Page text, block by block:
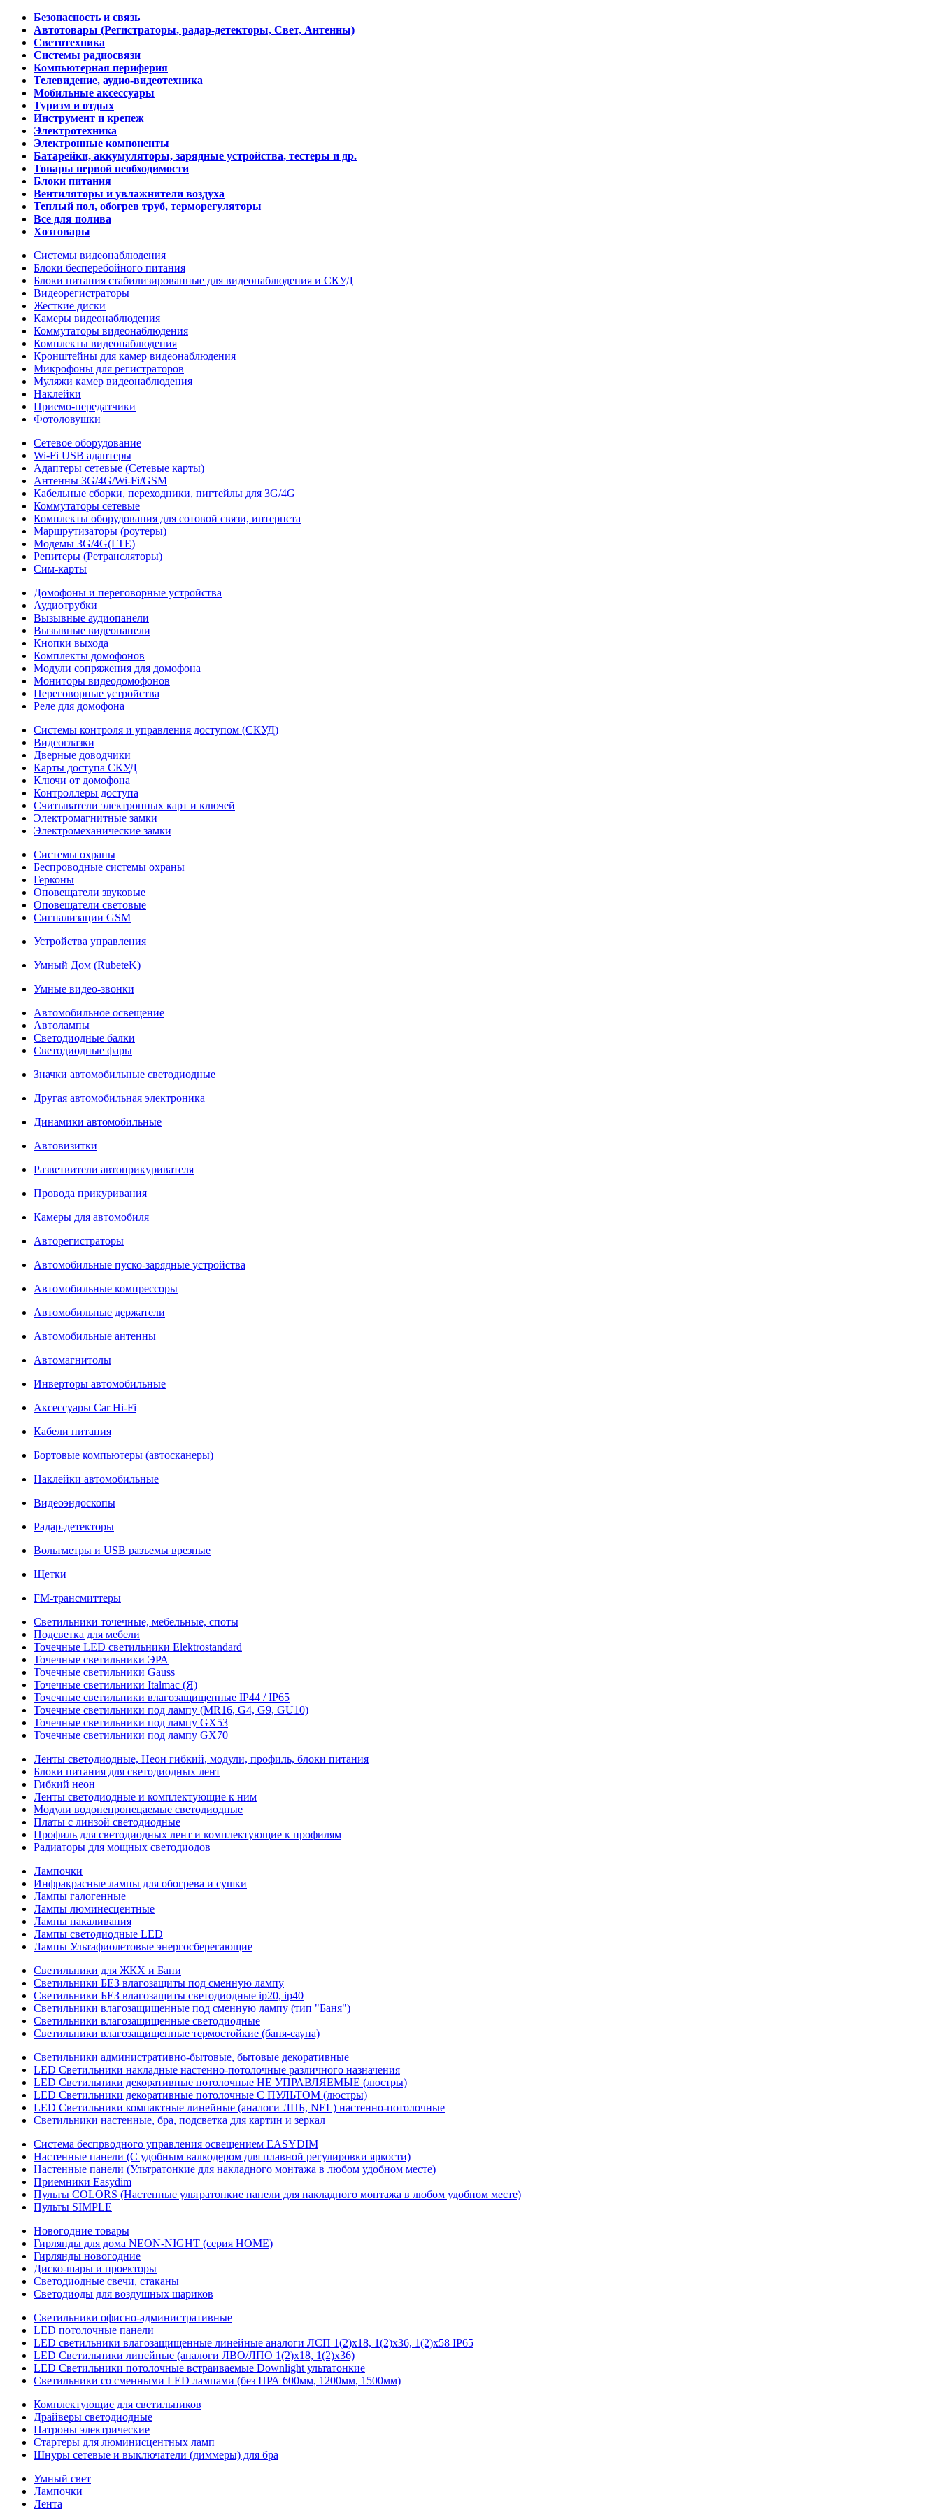
Безопасность и связь
Автотовары (Регистраторы, радар-детекторы, Свет, Антенны)
Светотехника
Системы радиосвязи
Компьютерная периферия
Телевидение, аудио-видеотехника
Мобильные аксессуары
Туризм и отдых
Инструмент и крепеж
Электротехника
Электронные компоненты
Батарейки, аккумуляторы, зарядные устройства, тестеры и др.
Товары первой необходимости
Блоки питания
Вентиляторы и увлажнители воздуха
Теплый пол, обогрев труб, терморегуляторы
Все для полива
Хозтовары
Системы видеонаблюдения
Блоки бесперебойного питания
Блоки питания стабилизированные для видеонаблюдения и СКУД
Видеорегистраторы
Жесткие диски
Камеры видеонаблюдения
Коммутаторы видеонаблюдения
Комплекты видеонаблюдения
Кронштейны для камер видеонаблюдения
Микрофоны для регистраторов
Муляжи камер видеонаблюдения
Наклейки
Приемо-передатчики
Фотоловушки
Сетевое оборудование
Wi-Fi USB адаптеры
Адаптеры сетевые (Сетевые карты)
Антенны 3G/4G/Wi-Fi/GSM
Кабельные сборки, переходники, пигтейлы для 3G/4G
Коммутаторы сетевые
Комплекты оборудования для сотовой связи, интернета
Маршрутизаторы (роутеры)
Модемы 3G/4G(LTE)
Репитеры (Ретрансляторы)
Сим-карты
Домофоны и переговорные устройства
Аудиотрубки
Вызывные аудиопанели
Вызывные видеопанели
Кнопки выхода
Комплекты домофонов
Модули сопряжения для домофона
Мониторы видеодомофонов
Переговорные устройства
Реле для домофона
Системы контроля и управления доступом (СКУД)
Видеоглазки
Дверные доводчики
Карты доступа СКУД
Ключи от домофона
Контроллеры доступа
Считыватели электронных карт и ключей
Электромагнитные замки
Электромеханические замки
Системы охраны
Беспроводные системы охраны
Герконы
Оповещатели звуковые
Оповещатели световые
Сигнализации GSM
Устройства управления
Умный Дом (RubeteK)
Умные видео-звонки
Автомобильное освещение
Автолампы
Светодиодные балки
Светодиодные фары
Значки автомобильные светодиодные
Другая автомобильная электроника
Динамики автомобильные
Автовизитки
Разветвители автоприкуривателя
Провода прикуривания
Камеры для автомобиля
Авторегистраторы
Автомобильные пуско-зарядные устройства
Автомобильные компрессоры
Автомобильные держатели
Автомобильные антенны
Автомагнитолы
Инверторы автомобильные
Аксессуары Car Hi-Fi
Кабели питания
Бортовые компьютеры (автосканеры)
Наклейки автомобильные
Видеоэндоскопы
Радар-детекторы
Вольтметры и USB разъемы врезные
Щетки
FM-трансмиттеры
Светильники точечные, мебельные, споты
Подсветка для мебели
Точечные LED светильники Elektrostandard
Точечные светильники ЭРА
Точечные светильники Gauss
Точечные светильники Italmac (Я)
Точечные светильники влагозащищенные IP44 / IP65
Точечные светильники под лампу (MR16, G4, G9, GU10)
Точечные светильники под лампу GX53
Точечные светильники под лампу GX70
Ленты светодиодные, Неон гибкий, модули, профиль, блоки питания
Блоки питания для светодиодных лент
Гибкий неон
Ленты светодиодные и комплектующие к ним
Модули водонепронецаемые светодиодные
Платы с линзой светодиодные
Профиль для светодиодных лент и комплектующие к профилям
Радиаторы для мощных светодиодов
Лампочки
Инфракрасные лампы для обогрева и сушки
Лампы галогенные
Лампы люминесцентные
Лампы накаливания
Лампы светодиодные LED
Лампы Ультафиолетовые энергосберегающие
Светильники для ЖКХ и Бани
Светильники БЕЗ влагозащиты под сменную лампу
Светильники БЕЗ влагозащиты светодиодные ip20, ip40
Светильники влагозащищенные под сменную лампу (тип "Баня")
Светильники влагозащищенные светодиодные
Светильники влагозащищенные термостойкие (баня-сауна)
Светильники административно-бытовые, бытовые декоративные
LED Cветильники накладные настенно-потолочные различного назначения
LED Светильники декоративные потолочные НЕ УПРАВЛЯЕМЫЕ (люстры)
LED Светильники декоративные потолочные С ПУЛЬТОМ (люстры)
LED Светильники компактные линейные (аналоги ЛПБ, NEL) настенно-потолочные
Светильники настенные, бра, подсветка для картин и зеркал
Система беспрводного управления освещением EASYDIM
Настенные панели (С удобным валкодером для плавной регулировки яркости)
Настенные панели (Ультратонкие для накладного монтажа в любом удобном месте)
Приемники Easydim
Пульты COLORS (Настенные ультратонкие панели для накладного монтажа в любом удобном месте)
Пульты SIMPLE
Новогодние товары
Гирлянды для дома NEON-NIGHT (серия HOME)
Гирлянды новогодние
Диско-шары и проекторы
Светодиодные свечи, стаканы
Светодиоды для воздушных шариков
Светильники офисно-административные
LED потолочные панели
LED светильники влагозащищенные линейные аналоги ЛСП 1(2)х18, 1(2)х36, 1(2)х58 IP65
LED Светильники линейные (аналоги ЛВО/ЛПО 1(2)х18, 1(2)х36)
LED Светильники потолочные встраиваемые Downlight ультатонкие
Светильники со сменными LED лампами (без ПРА 600мм, 1200мм, 1500мм)
Комплектующие для светильников
Драйверы светодиодные
Патроны электрические
Стартеры для люминисцентных ламп
Шнуры сетевые и выключатели (диммеры) для бра
Умный свет
Лампочки
Лента